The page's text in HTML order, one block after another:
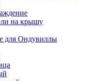
на крышу
для Ондувиллы